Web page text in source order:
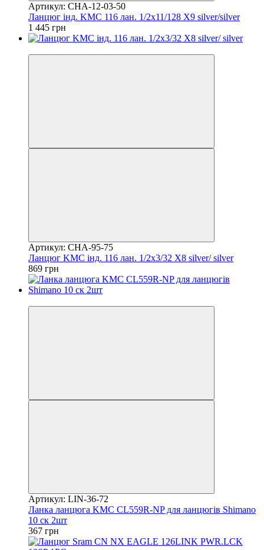
Артикул: CHA-12-03-50
Ланцюг інд. KMC 116 лан. 1/2x11/128 X9 silver/silver
1 445 грн
Артикул: CHA-95-75
Ланцюг KMC інд. 116 лан. 1/2x3/32 X8 silver/ silver
869 грн
Артикул: LIN-36-72
Ланка ланцюга KMC CL559R-NP для ланцюгів Shimano
10 ск 2шт
367 грн